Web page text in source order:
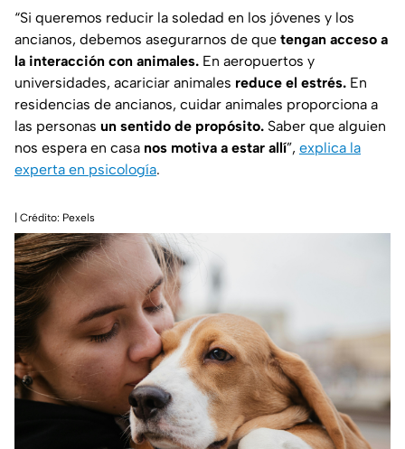
“Si queremos reducir la soledad en los jóvenes y los
ancianos, debemos asegurarnos de que tengan acceso a
la interacción con animales. En aeropuertos y
universidades, acariciar animales reduce el estrés. En
residencias de ancianos, cuidar animales proporciona a
las personas un sentido de propósito. Saber que alguien
nos espera en casa nos motiva a estar allí”, explica la
experta en psicología.
| Crédito: Pexels